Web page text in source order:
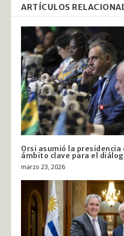
ARTÍCULOS
Orsi asumió la presidencia
ámbito clave para el
marzo 23, 2026